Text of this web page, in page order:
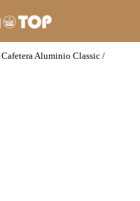
Aluminio Classic /